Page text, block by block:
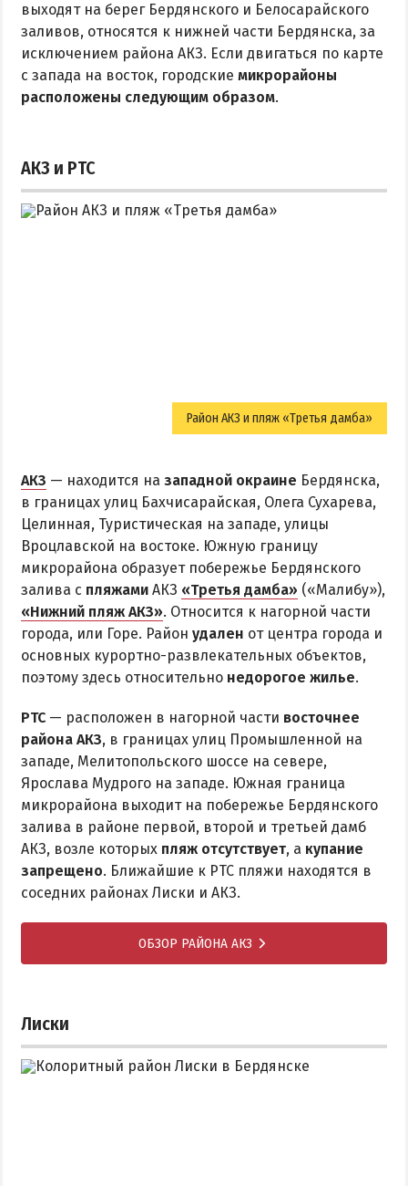
выходят на берег Бердянского и Белосарайского
заливов, относятся к нижней части Бердянска, за
исключением района АКЗ. Если двигаться по карте
с запада на восток, городские микрорайоны
расположены следующим образом.
АКЗ и РТС
Район АКЗ и пляж «Третья дамба»
АКЗ — находится на западной окраине Бердянска,
в границах улиц Бахчисарайская, Олега Сухарева,
Целинная, Туристическая на западе, улицы
Вроцлавской на востоке. Южную границу
микрорайона образует побережье Бердянского
залива с пляжами АКЗ «Третья дамба» («Малибу»),
«Нижний пляж АКЗ». Относится к нагорной части
города, или Горе. Район удален от центра города и
основных курортно-развлекательных объектов,
поэтому здесь относительно недорогое жилье.
РТС — расположен в нагорной части восточнее
района АКЗ, в границах улиц Промышленной на
западе, Мелитопольского шоссе на севере,
Ярослава Мудрого на западе. Южная граница
микрорайона выходит на побережье Бердянского
залива в районе первой, второй и третьей дамб
АКЗ, возле которых пляж отсутствует, а купание
запрещено. Ближайшие к РТС пляжи находятся в
соседних районах Лиски и АКЗ.
ОБЗОР РАЙОНА АКЗ
Лиски